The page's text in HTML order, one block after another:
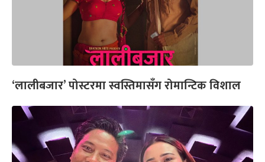
‘लालीबजार’ पोस्टरमा स्वस्तिमासँग रोमान्टिक विशाल